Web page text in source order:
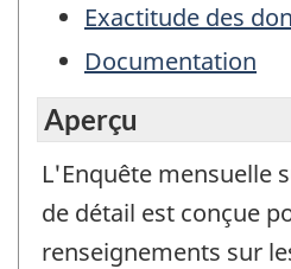
Exactitude des
Documentation
Aperçu
L'Enquête mensuelle
de détail est conçue
renseignements sur